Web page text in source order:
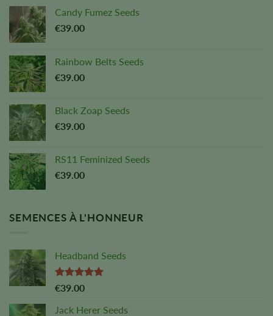
Candy Fumez Seeds
€39.00
Rainbow Belts Seeds
€39.00
Black Zoap Seeds
€39.00
RS11 Feminized Seeds
€39.00
SEMENCES À L'HONNEUR
Headband Seeds
Note :
€39.00
Jack Herer Seeds